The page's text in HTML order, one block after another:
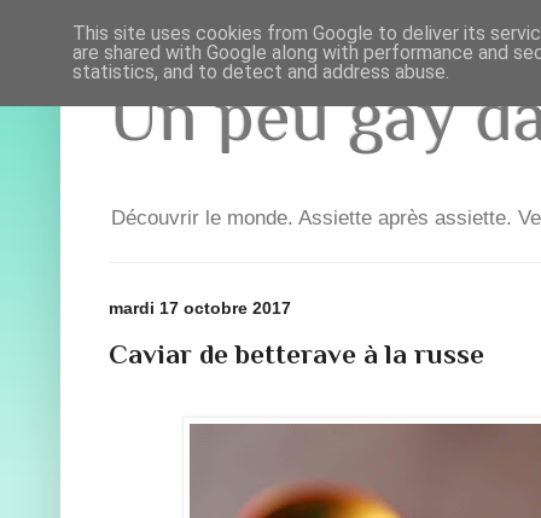
Un peu gay
Découvrir le monde. Assiette après assiette.
mardi 17 octobre 2017
Caviar de betterave à la russe
This site uses cookies from Google to deliver its
are shared with Google along with performance and
statistics, and to detect and address abuse.